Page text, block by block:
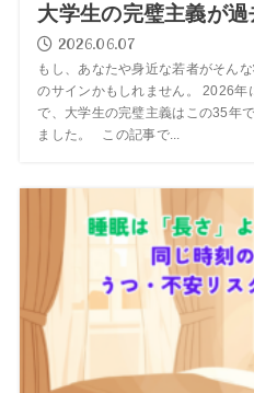
大学生の完璧主義が過
2026.06.07
もし、あなたや身近な若者がそん
のサインかもしれません。 2026年
で、大学生の完璧主義はこの35年
ました。 この記事で...